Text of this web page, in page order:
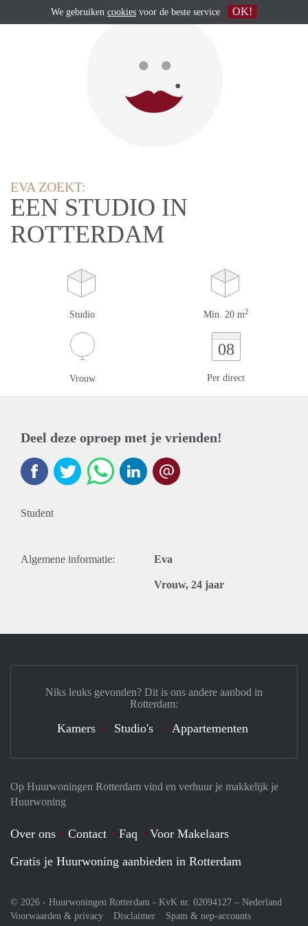
EVA ZOEKT:
EEN STUDIO IN
ROTTERDAM
Studio Min. 20 m2
Vrouw
08
Per direct
Deel deze oproep met je vrienden!
Student
Algemene informatie: Eva
Vrouw, 24 jaar
Op Huurwoningen Rotterdam vind en verhuur je makkelijk je
Huurwoning
Over ons Contact Faq
Voor Makelaars
Gratis je Huurwoning aanbieden in Rotterdam
© 2026 - Huurwoningen Rotterdam - KvK nr. 02094127 – Nederland
Voorwaarden & privacy
Disclaimer
Spam & nep-accounts
Niks leuks gevonden? Dit is ons andere aanbod in
Rotterdam:
Kamers Studio's Appartementen
We gebruiken cookies voor de beste service OK!